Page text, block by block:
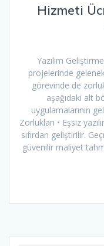
Hizmeti
Yazılım
projelerinde
görevinde de
aşağıdaki alt
uygulamalarının
Zorlukları • Eşsiz
sıfırdan geliştirilir.
güvenilir maliyet